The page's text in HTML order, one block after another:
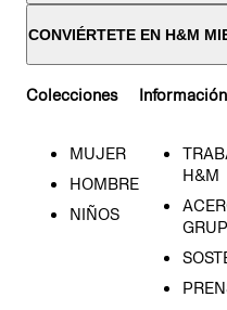
CONVIÉRTETE EN H&M
Colecciones
MUJER
HOMBRE
NIÑOS
H&M